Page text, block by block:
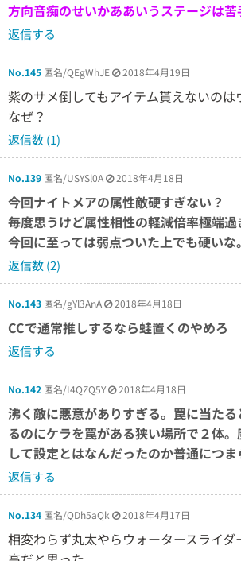
方向音痴のせいかああいうステージは苦
返信する
No.145 匿名/QEgWhJE 2018年4月19日
紫のサメ倒してもアイテム貰えないのは
なぜ？
返信数 (1)
No.139 匿名/USYSl0A 2018年4月18日
今回ナイトメアの属性敵硬すぎない？
毎度思うけど属性相性の軽減倍率極端
今回に至っては弱点ついた上でも硬いな
返信数 (2)
No.143 匿名/gYl3AnA 2018年4月18日
CCで通常推しするなら蛙置くのやめろ
返信する
No.142 匿名/I4QZQ5Y 2018年4月18日
沸く敵に悪意がありすぎる。罠に当た
るのにケラを罠がある狭い場所で２体
して設定とはなんだったのか普通につま
返信する
No.134 匿名/QDh5aQk 2018年4月17日
相変わらず丸太やらウォータースライダ